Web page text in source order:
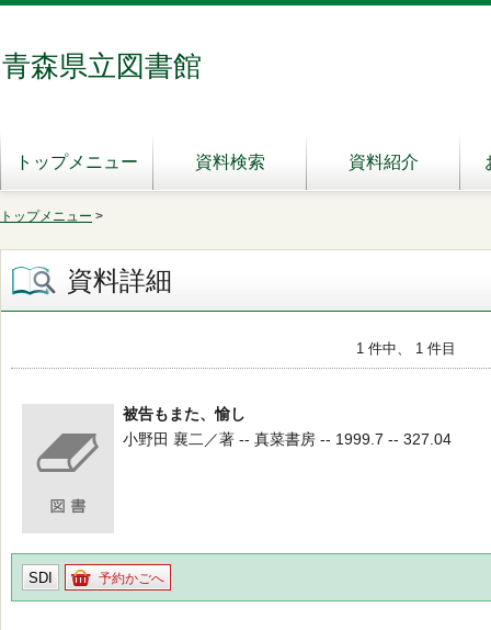
青森県立図書館
トップメニュー 資料検索 資料紹介
トップメニュー >
資料詳細
1 件中、 1 件目
被告もまた、愉し
小野田 襄二／著 -- 真菜書房 -- 1999.7 -- 327.04
SDI 予約かごへ